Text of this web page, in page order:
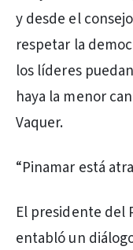
y desde el
respetar la
los líderes
haya la menor
Vaquer.
“Pinamar está
El presidente del
entabló un